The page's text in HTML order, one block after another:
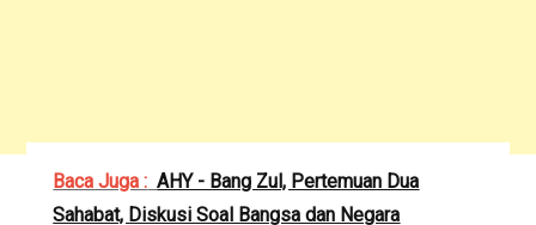
Baca Juga : AHY - Bang Zul, Pertemuan Dua
Sahabat, Diskusi Soal Bangsa dan Negara